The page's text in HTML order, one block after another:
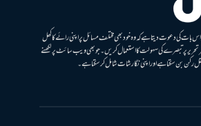
اس بات کی دعوت دیتا ہے کہ وہ خود بھی مختلف مسائل پر اپنی رائے کا کھل
پر تبصرے کی سہولت کا استعمال کریں۔ جو بھی ویب سائٹ پر لکھنے
رکن بن سکتا ہے اور اپنی نگارشات شامل کرسکتا ہے۔